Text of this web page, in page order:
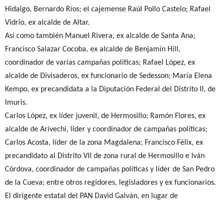
Hidalgo, Bernardo Ríos; el cajemense Raúl Pollo Castelo; Rafael
Vidrio, ex alcalde de Altar.
Así como también Manuel Rivera, ex alcalde de Santa Ana;
Francisco Salazar Cocoba, ex alcalde de Benjamín Hill,
coordinador de varias campañas políticas; Rafael López, ex
alcalde de Divisaderos, ex funcionario de Sedesson; María Elena
Kempo, ex precandidata a la Diputación Federal del Distrito II, de
Imuris.
Carlos López, ex líder juvenil, de Hermosillo; Ramón Flores, ex
alcalde de Arivechi, líder y coordinador de campañas políticas;
Carlos Acosta, líder de la zona Magdalena; Francisco Félix, ex
precandidato al Distrito VII de zona rural de Hermosillo e Iván
Córdova, coordinador de campañas políticas y líder de San Pedro
de la Cueva; entre otros regidores, legisladores y ex funcionarios.
El dirigente estatal del PAN David Galván, en lugar de